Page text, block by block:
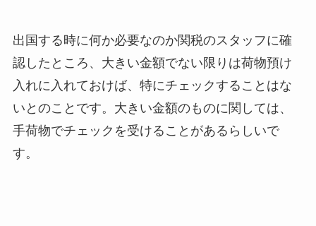
出国する時に何か必要なのか関税のスタッフに確
認したところ、大きい金額でない限りは荷物預け
入れに入れておけば、特にチェックすることはな
いとのことです。大きい金額のものに関しては、
手荷物でチェックを受けることがあるらしいで
す。